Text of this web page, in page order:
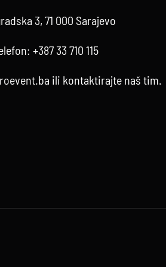
3, 71 000 Sarajevo
+387 33 710 115
ili kontaktirajte naš tim.